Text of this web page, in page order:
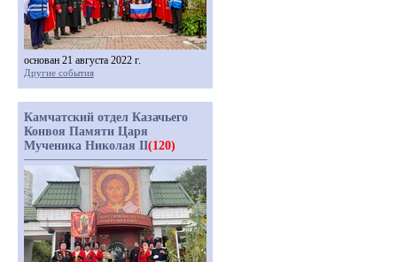
основан 21 августа 2022 г.
Другие события
Камчатский отдел Казачьего
Конвоя Памяти Царя
Мученика Николая II(120)